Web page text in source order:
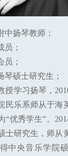
中扬琴教师；
员；
员；
琴硕士研究生；
授学习扬琴，
民乐系师从于海
“优秀学生”。
士研究生，师从
中央音乐学院